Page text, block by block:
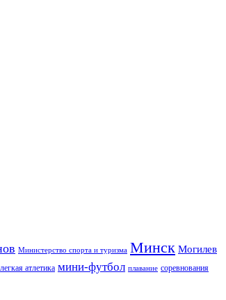
Министерство спорта и туризма Минск Могилев
легкая атлетика мини-футбол плавание соревнования